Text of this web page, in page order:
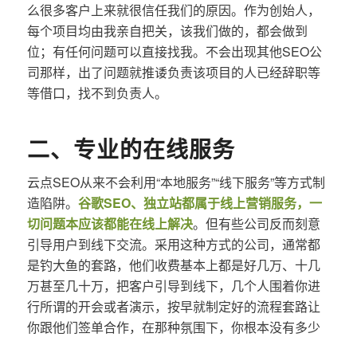
么很多客户上来就很信任我们的原因。作为创始人，
每个项目均由我亲自把关，该我们做的，都会做到
位；有任何问题可以直接找我。不会出现其他SEO公
司那样，出了问题就推诿负责该项目的人已经辞职等
等借口，找不到负责人。
二、专业的在线服务
云点SEO从来不会利用“本地服务”“线下服务”等方式制
造陷阱。 谷歌SEO、独立站都属于线上营销服务，一
切问题本应该都能在线上解决。但有些公司反而刻意
引导用户到线下交流。采用这种方式的公司，通常都
是钓大鱼的套路，他们收费基本上都是好几万、十几
万甚至几十万，把客户引导到线下，几个人围着你进
行所谓的开会或者演示，按早就制定好的流程套路让
你跟他们签单合作，在那种氛围下，你根本没有多少